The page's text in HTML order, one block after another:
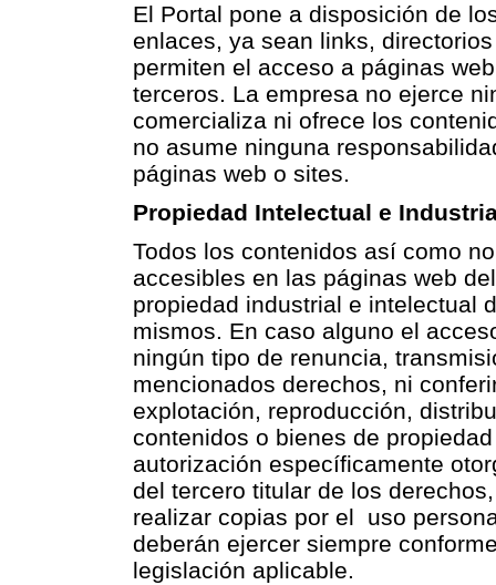
El Portal pone a disposición de
enlaces, ya sean links,
permiten el acceso a páginas
terceros. La empresa no ejerce
comercializa ni ofrece los
no asume ninguna
páginas web o sites.
Propiedad Intelectual e
Todos los contenidos así como
accesibles en las páginas web
propiedad industrial e intelectual
mismos. En caso alguno el
ningún tipo de renuncia,
mencionados derechos, ni
explotación, reproducción,
contenidos o bienes de
autorización específicamente
del tercero titular de los
realizar copias por el uso
deberán ejercer siempre
legislación aplicable.